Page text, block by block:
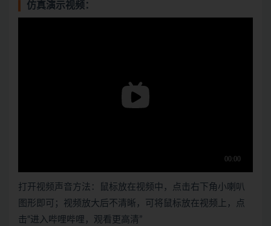
仿真演示视频：
打开视频声音方法：鼠标放在视频中，点击右下角小喇叭
图形即可；视频放大后不清晰，可将鼠标放在视频上，点
击“进入哔哩哔哩，观看更高清”